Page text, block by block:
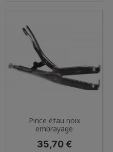
Pince étau noix
embrayage
Prix
35,70 €